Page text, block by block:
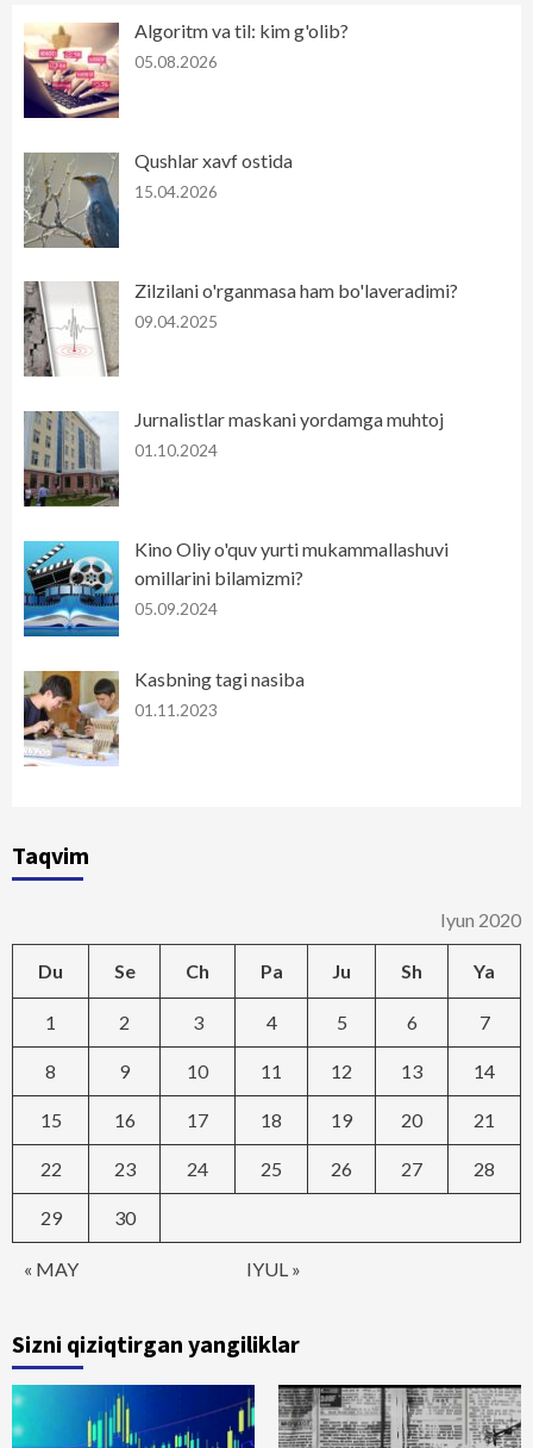
Algoritm va til: kim g'olib?
05.08.2026
Qushlar xavf ostida
15.04.2026
Zilzilani o'rganmasa ham bo'laveradimi?
09.04.2025
Jurnalistlar maskani yordamga muhtoj
01.10.2024
Kino Oliy o'quv yurti mukammallashuvi
omillarini bilamizmi?
05.09.2024
Kasbning tagi nasiba
01.11.2023
Taqvim
Iyun 2020
Du Se Ch Pa Ju Sh Ya
« MAY IYUL »
1 2 3 4 5 6 7
8 9 10 11 12 13 14
15 16 17 18 19 20 21
22 23 24 25 26 27 28
29 30
Sizni qiziqtirgan yangiliklar